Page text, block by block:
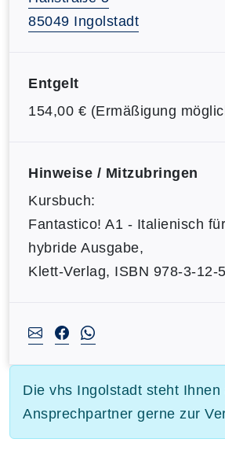
85049 Ingolstadt
Entgelt
154,00 € (Ermäßigung
Hinweise / Mitzubringen
Kursbuch:
Fantastico! A1 - Italienisch
hybride Ausgabe,
Klett-Verlag, ISBN 978-3-12-
Die vhs Ingolstadt steht Ihnen
Ansprechpartner gerne zur